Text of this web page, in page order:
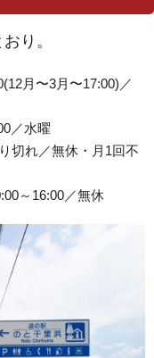
り。
月〜3月〜17:00)／
／水曜
切れ／無休・月1回不
～16:00／無休